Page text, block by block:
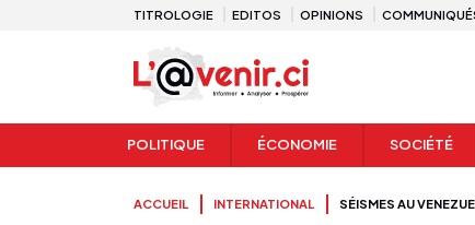
TITROLOGIE EDITOS OPINIONS
POLITIQUE ÉCONOMIE SOCIÉTÉ
ACCUEIL INTERNATIONAL SÉISMES AU